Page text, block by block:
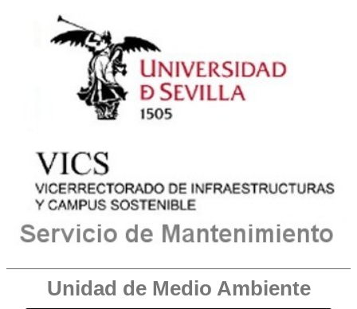
Unidad de Medio Ambiente